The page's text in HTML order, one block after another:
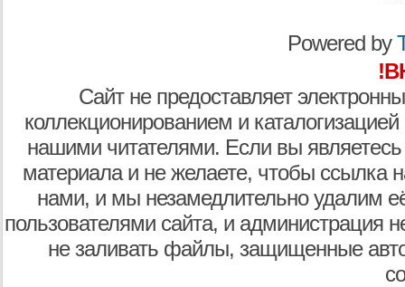
Powered by
Сайт не предоставляет
коллекционированием и
нашими читателями. Если вы являетесь
материала и не желаете, чтобы ссылка
нами, и мы незамедлительно удалим
пользователями сайта, и администрация
не заливать файлы, защищенные